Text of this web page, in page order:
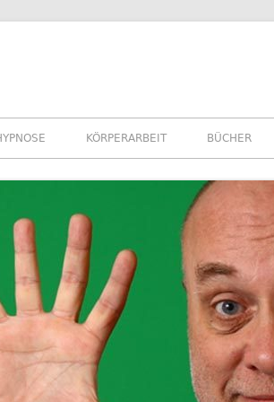
KÖRPERARBEIT BÜCHER